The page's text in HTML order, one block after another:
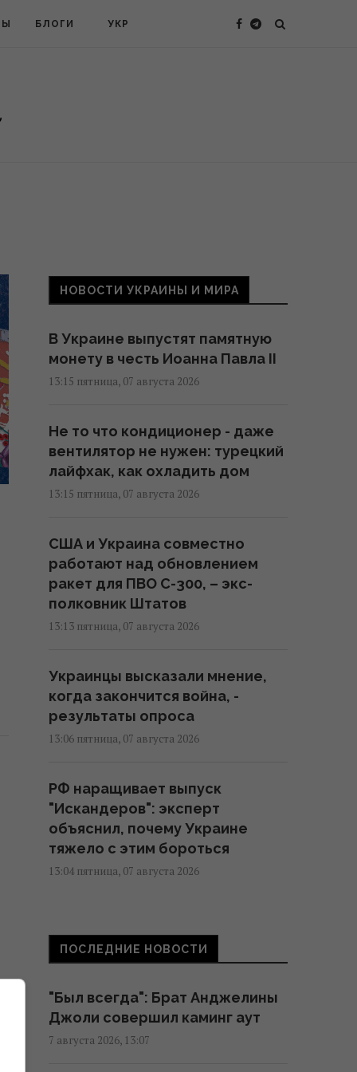
БЛОГИ УКР
НОВОСТИ УКРАИНЫ И МИРА
В Украине выпустят памятную
монету в честь Иоанна Павла II
13:15 пятница, 07 августа 2026
Не то что кондиционер - даже
вентилятор не нужен: турецкий
лайфхак, как охладить дом
13:15 пятница, 07 августа 2026
США и Украина совместно
работают над обновлением
ракет для ПВО С-300, – экс-
полковник Штатов
13:13 пятница, 07 августа 2026
Украинцы высказали мнение,
когда закончится война, -
результаты опроса
13:06 пятница, 07 августа 2026
РФ наращивает выпуск
"Искандеров": эксперт
объяснил, почему Украине
тяжело с этим бороться
13:04 пятница, 07 августа 2026
привела к остановке работы
предприятий, – СМИ
Как очистить стекло духовки
ПОСЛЕДНИЕ НОВОСТИ
"Был всегда": Брат Анджелины
Джоли совершил каминг аут
7 августа 2026, 13:07